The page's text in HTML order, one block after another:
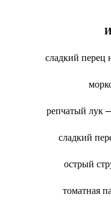
сладкий перец
репчатый лук
сладкий
острый
томатная